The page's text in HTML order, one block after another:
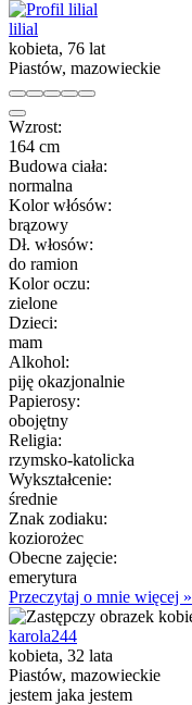
lilial
kobieta, 76 lat
Piastów, mazowieckie
Wzrost:
164 cm
Budowa ciała:
normalna
Kolor włósów:
brązowy
Dł. włosów:
do ramion
Kolor oczu:
zielone
Dzieci:
mam
Alkohol:
piję okazjonalnie
Papierosy:
obojętny
Religia:
rzymsko-katolicka
Wykształcenie:
średnie
Znak zodiaku:
koziorożec
Obecne zajęcie:
emerytura
Przeczytaj o mnie więcej »
karola244
kobieta, 32 lata
Piastów, mazowieckie
jestem jaka jestem